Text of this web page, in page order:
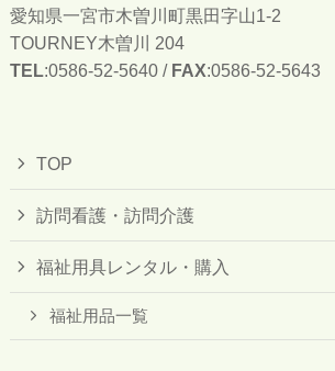
愛知県一宮市木曽川町黒田字山1-2
TOURNEY木曽川 204
TEL:0586-52-5640 / FAX:0586-52-5643
TOP
訪問看護・訪問介護
福祉用具レンタル・購入
福祉用品一覧